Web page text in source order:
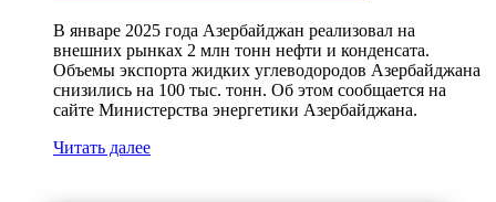
В январе 2025 года Азербайджан реализовал на
внешних рынках 2 млн тонн нефти и конденсата.
Объемы экспорта жидких углеводородов Азербайджана
снизились на 100 тыс. тонн. Об этом сообщается на
сайте Министерства энергетики Азербайджана.
Читать далее